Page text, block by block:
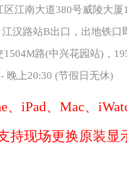
江南大道380号威陵大厦
汉路站B出口，出地铁口
路(中兴花园站)，
晚上20:30 (节假日无休)
、iPad、Mac、
持现场更换原装显